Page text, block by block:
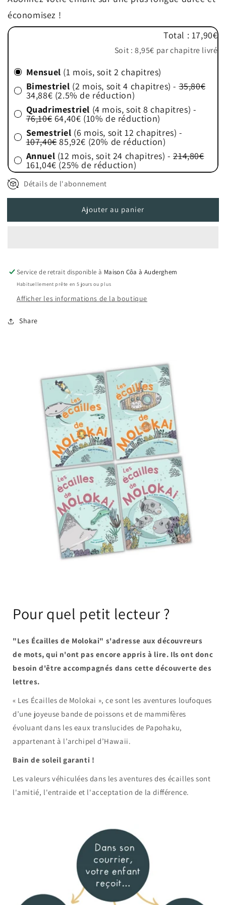
à
partir
de
Les
Écailles
de
Molokai
à
de
Les
Écailles
de
Molokai
économisez !
Total : 17,90€
Soit : 8,95€ par chapitre livré
Mensuel (1 mois, soit 2 chapitres)
Bimestriel (2 mois, soit 4 chapitres) -35,80€
34,88€ (2.5% de réduction)
Quadrimestriel (4 mois, soit 8 chapitres) -
76,10€64,40€ (10% de réduction)
Semestriel (6 mois, soit 12 chapitres) -
107,40€85,92€ (20% de réduction)
Annuel (12 mois, soit 24 chapitres) -214,80€
161,04€ (25% de réduction)
Détails de l'abonnement
Ajouter au panier
Service de retrait disponible à Maison Côa à Auderghem
Habituellement prête en 5 jours ou plus
Afficher les informations de la boutique
Share
Pour quel petit lecteur ?
"Les Écailles de Molokai" s'adresse aux découvreurs
de mots, qui n'ont pas encore appris à lire. Ils ont donc
besoin d'être accompagnés dans cette découverte des
lettres.
« Les Écailles de Molokai », ce sont les aventures loufoques
d’une joyeuse bande de poissons et de mammifères
évoluant dans les eaux translucides de Papohaku,
appartenant à l’archipel d’Hawaii.
Bain de soleil garanti !
Les valeurs véhiculées dans les aventures des écailles sont
l'amitié, l'entraide et l'acceptation de la différence.